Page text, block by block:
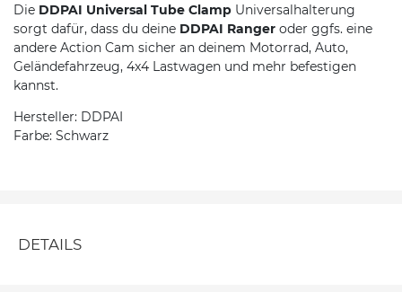
Die DDPAI Universal Tube Clamp Universalhalterung
sorgt dafür, dass du deine DDPAI Ranger oder ggfs. eine
andere Action Cam sicher an deinem Motorrad, Auto,
Geländefahrzeug, 4x4 Lastwagen und mehr befestigen
kannst.
Hersteller: DDPAI
Farbe: Schwarz
DETAILS